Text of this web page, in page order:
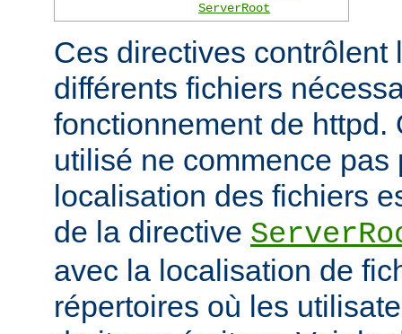
ServerRoot
Ces directives contrôlent
différents fichiers
fonctionnement de httpd.
utilisé ne commence pas
localisation des fichiers
de la directive
avec la localisation de
répertoires où les